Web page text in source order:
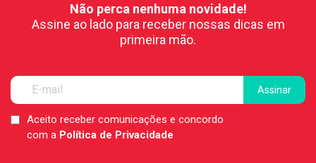
Não perca nenhuma novidade!
Assine ao lado para receber nossas dicas em
primeira mão.
LGPDAceito receber comunicações e concordo
com a Política de Privacidade